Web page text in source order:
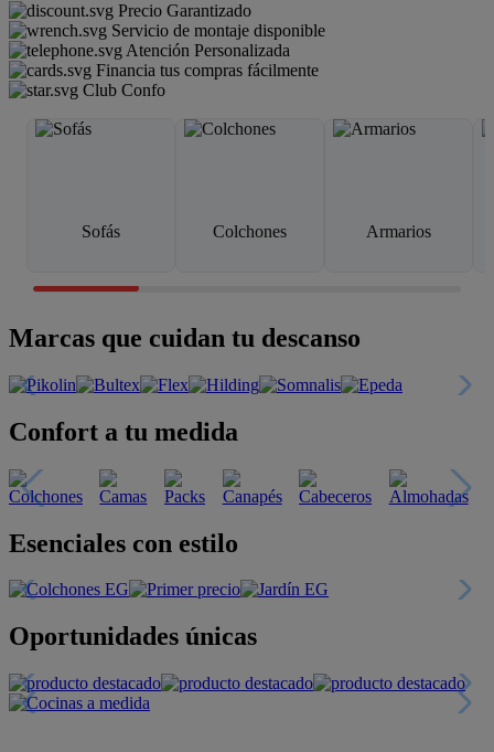
Precio Garantizado
Servicio de montaje disponible
Atención Personalizada
Financia tus compras fácilmente
Club Confo
Sofás Colchones Armarios
Marcas que cuidan tu descanso
Confort a tu medida
Esenciales con estilo
Oportunidades únicas